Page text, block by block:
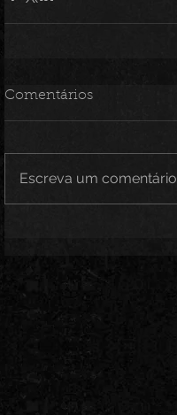
Comentários
Escreva um comentário